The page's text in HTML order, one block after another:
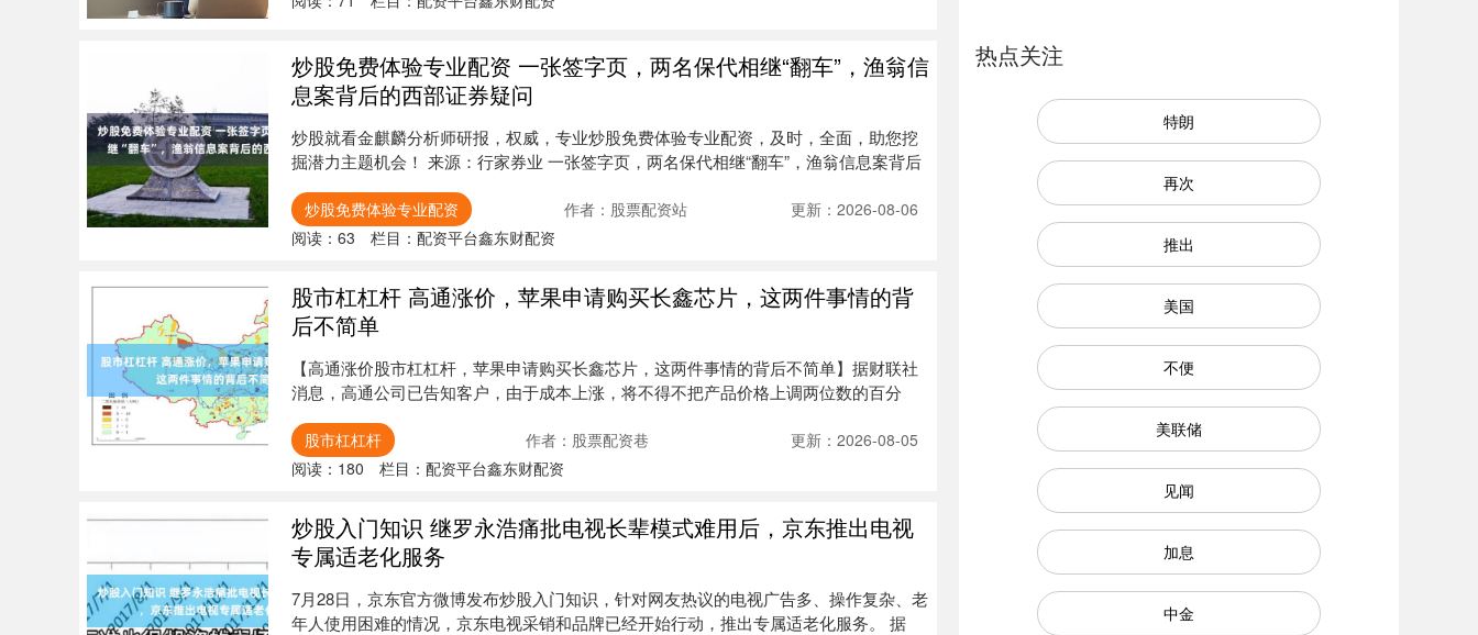
炒股免费体验专业配资 一张签字页，两名保代相继“翻车”，渔翁信
息案背后的西部证券疑问
炒股就看金麒麟分析师研报，权威，专业炒股免费体验专业配资，及时，全面，助您挖
掘潜力主题机会！ 来源：行家券业 一张签字页，两名保代相继“翻车”，渔翁信息案背后
炒股免费体验专业配资 作者：股票配资站
更新：2026-08-06
阅读： 63 栏目： 配资平台鑫东财配资
股市杠杠杆 高通涨价，苹果申请购买长鑫芯片，这两件事情的背
后不简单
【高通涨价股市杠杠杆，苹果申请购买长鑫芯片，这两件事情的背后不简单】据财联社
消息，高通公司已告知客户，由于成本上涨，将不得不把产品价格上调两位数的百分
股市杠杠杆 作者：股票配资巷
更新：2026-08-05
阅读： 180 栏目： 配资平台鑫东财配资
炒股入门知识 继罗永浩痛批电视长辈模式难用后，京东推出电视
专属适老化服务
7月28日，京东官方微博发布炒股入门知识，针对网友热议的电视广告多、操作复杂、老
年人使用困难的情况，京东电视采销和品牌已经开始行动，推出专属适老化服务。 据
热点关注
特朗
再次
推出
美国
不便
美联储
见闻
加息
中金